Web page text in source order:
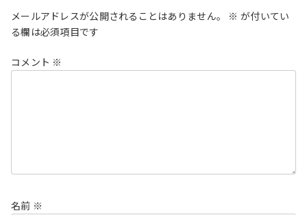
メールアドレスが公開されることはありません。 ※ が付いてい
る欄は必須項目です
コメント ※
名前 ※